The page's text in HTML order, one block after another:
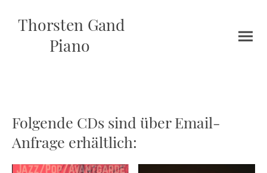
Thorsten Gand
Piano
Folgende CDs sind über Email-
Anfrage erhältlich: